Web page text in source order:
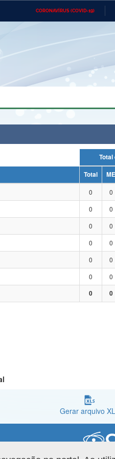
CORONAVÍRUS (COVID-19)
do Desenvolvimento
Geral da União Banco
Total ME
0 0
0 0
0 0
0 0
0 0
0 0
0 0
Gerar arquivo